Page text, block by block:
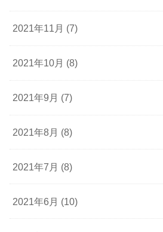
2021年11月 (7)
2021年10月 (8)
2021年9月 (7)
2021年8月 (8)
2021年7月 (8)
2021年6月 (10)